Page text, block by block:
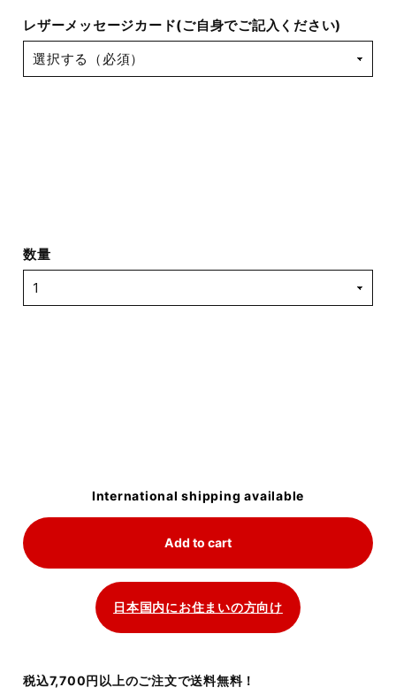
レザーメッセージカード(ご自身でご記入ください)
数量
International shipping available
Add to cart
日本国内にお住まいの方向け
税込7,700円以上のご注文で送料無料！